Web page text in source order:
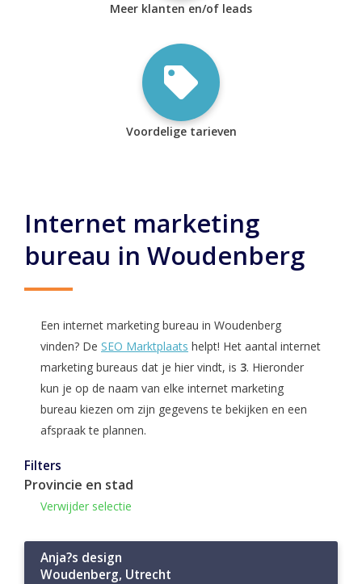
Meer klanten en/of leads
Voordelige tarieven
Internet marketing
bureau in Woudenberg
Een internet marketing bureau in Woudenberg
vinden? De SEO Marktplaats helpt! Het aantal internet
marketing bureaus dat je hier vindt, is 3. Hieronder
kun je op de naam van elke internet marketing
bureau kiezen om zijn gegevens te bekijken en een
afspraak te plannen.
Filters
Provincie en stad
Verwijder selectie
Anja?s design
Woudenberg, Utrecht